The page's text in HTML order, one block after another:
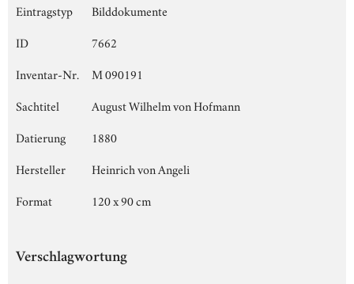
Eintragstyp
Bilddokumente
ID
7662
Inventar-Nr.
M 090191
Sachtitel
August Wilhelm von Hofmann
Datierung
1880
Hersteller
Heinrich von Angeli
Format
120 x 90 cm
Verschlagwortung